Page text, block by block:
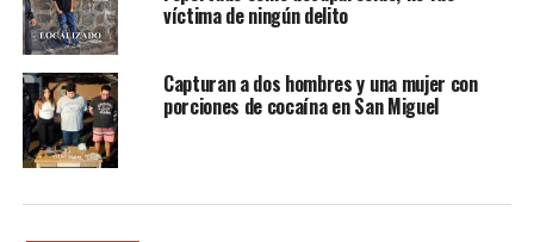
Facebook X
Me gusta esto:
víctima de ningún delito
Capturan a dos hombres y una mujer con
porciones de cocaína en San Miguel